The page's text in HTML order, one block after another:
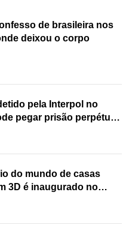
de brasileira nos
deixou o corpo
pela Interpol no
pegar prisão perpétua
do mundo de casas
3D é inaugurado no